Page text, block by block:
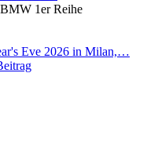
1er Reihe
Eve 2026 in Milan,…